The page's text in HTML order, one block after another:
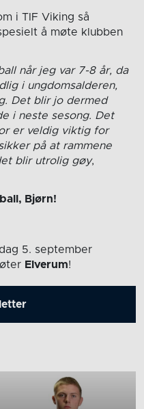
i TIF Viking så
å møte klubben
når jeg var 7-8 år, da
i ungdomsalderen,
Det blir jo dermed
i neste sesong. Det
er veldig viktig for
på at rammene
blir utrolig gøy,
Bjørn!
5. september
Elverum!